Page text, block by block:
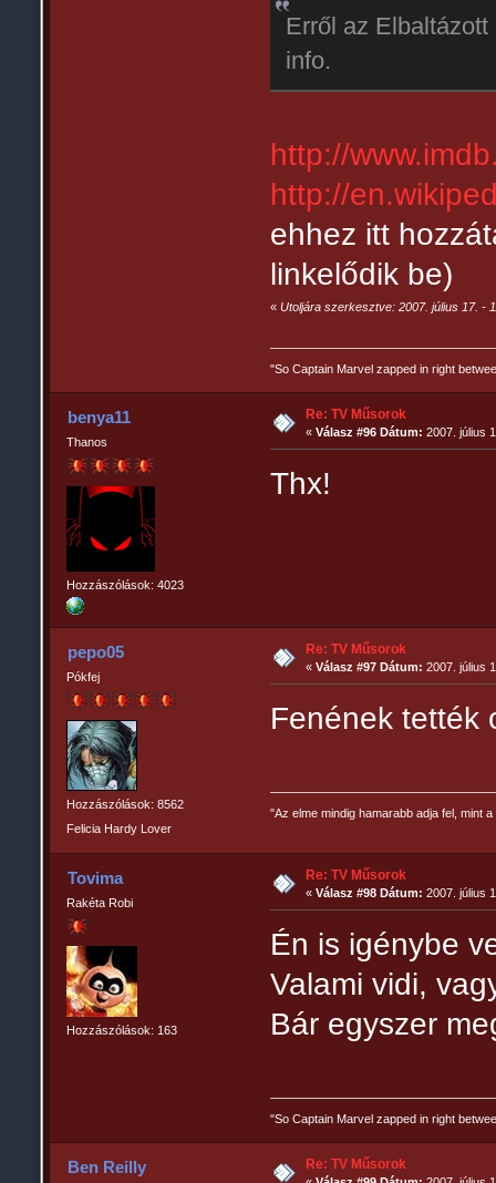
Erről az
info.
http://
http://
ehhez itt
linkelődik be)
«Utoljára szerkesztve: 2007. július 17. -
"So Captain Marvel zapped in right
benya11
Thanos
Hozzászólások: 4023
Re: TV Műsorok
«Válasz #96 Dátum: 2007. július
Thx!
pepo05
Pókfej
Hozzászólások: 8562
Felicia Hardy Lover
Re: TV Műsorok
«Válasz #97 Dátum: 2007. július
Fenének tették
"Az elme mindig hamarabb adja fel, mint
Tovima
Rakéta Robi
Hozzászólások: 163
Re: TV Műsorok
«Válasz #98 Dátum: 2007. július
Én is igénybe
Valami vidi,
Bár egyszer
"So Captain Marvel zapped in right
Ben Reilly Re: TV Műsorok